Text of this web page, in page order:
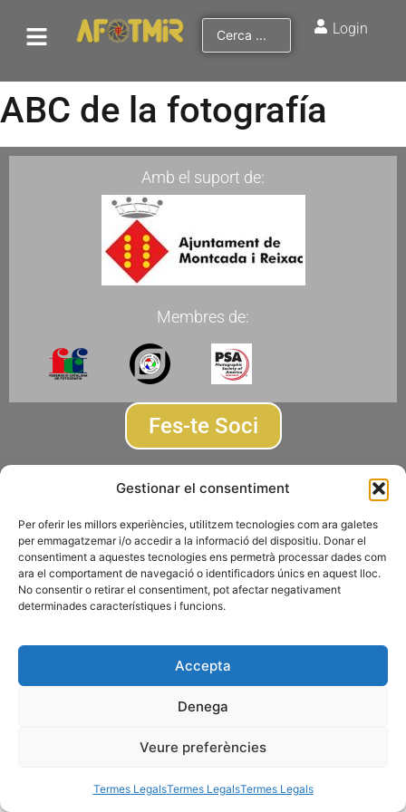
Gestionar el consentiment
Per oferir les millors experiències, utilitzem tecnologies com ara galetes
per emmagatzemar i/o accedir a la informació del dispositiu. Donar el
consentiment a aquestes tecnologies ens permetrà processar dades com
ara el comportament de navegació o identificadors únics en aquest lloc.
No consentir o retirar el consentiment, pot afectar negativament
determinades característiques i funcions.
Accepta
Denega
Veure preferències
Termes LegalsTermes LegalsTermes Legals
Login
ABC de la fotografía
Amb el suport de:
Membres de:
Fes-te Soci
Subscriu-te a la newsletter
© 2026 AGRUPACIÓ FOTOGRÀFICA DE MONTCADA I REIXAC
Disseny webGescic.com Termes Legals